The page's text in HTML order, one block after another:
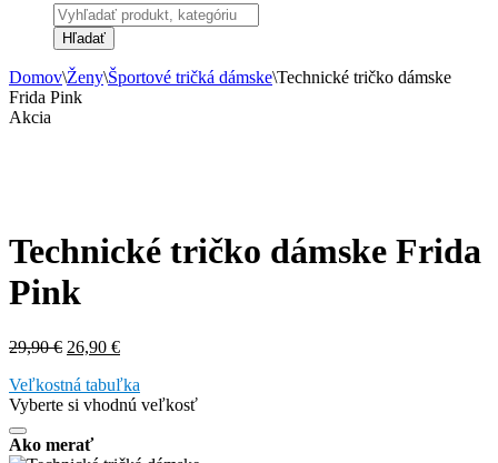
Products
search
Hľadať
Domov\Ženy\Športové tričká dámske\Technické tričko dámske
Frida Pink
Akcia
Technické tričko dámske Frida
Pink
29,90€ Pôvodná
bola:
29,90 €.
26,90 €Aktuálna
je:
26,90 €.
Veľkostná tabuľka
Vyberte si vhodnú veľkosť
Ako merať